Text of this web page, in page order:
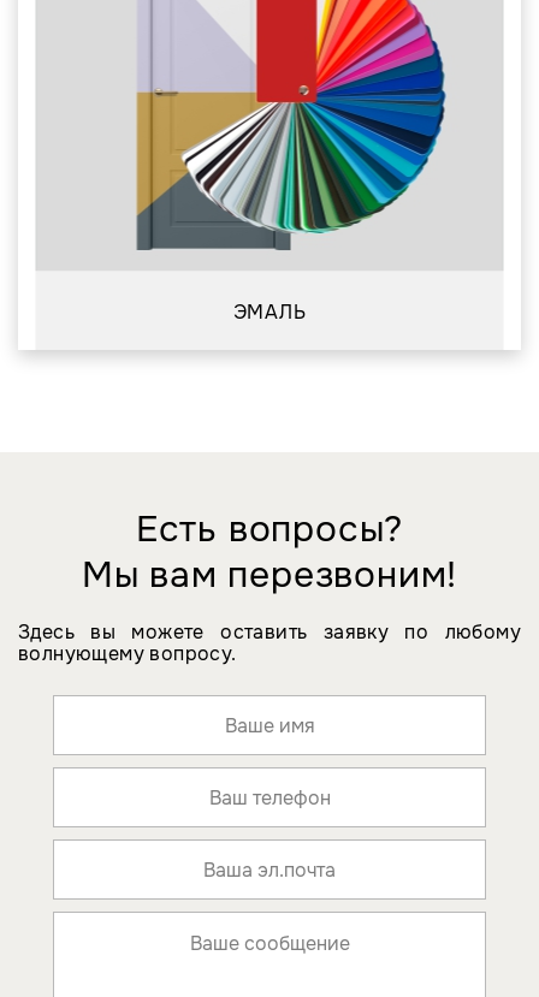
ЭМАЛЬ
Есть вопросы?
Мы вам перезвоним!
Здесь вы можете оставить заявку по любому
волнующему вопросу.